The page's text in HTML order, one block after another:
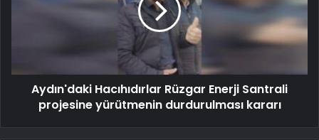
Aydın'daki Hacıhıdırlar Rüzgar Enerji Santrali
projesine yürütmenin durdurulması kararı